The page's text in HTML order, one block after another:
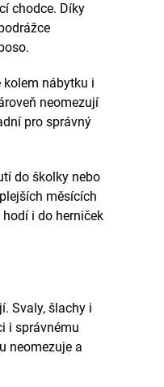
chodce. Díky
kolem nábytku i
neomezují
pro správný
do školky nebo
měsících
i do herniček
Svaly, šlachy i
i správnému
neomezuje a